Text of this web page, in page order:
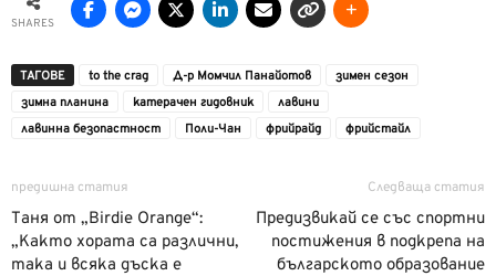
SHARES
ТАГОВЕ to the crag Д-р Момчил Панайотов
зимен сезон
зимна планина
катерачен гидовник
лавини
лавинна безопастност
Поли-Чан фрийрайд фрийстайл
предишна статия
Таня от „Birdie Orange“:
„Както хората са различни,
така и всяка дъска е
Следваща статия
Предизвикай се със спортни
постижения в подкрепа на
българското образование